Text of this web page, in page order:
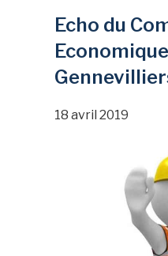
Echo du
18 avril 2019